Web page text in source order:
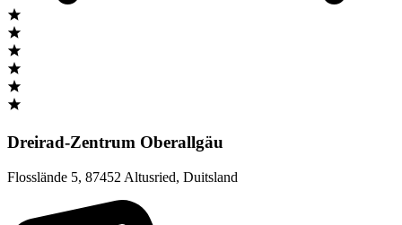
Dreirad-Zentrum Oberallgäu
Flosslände 5, 87452 Altusried, Duitsland